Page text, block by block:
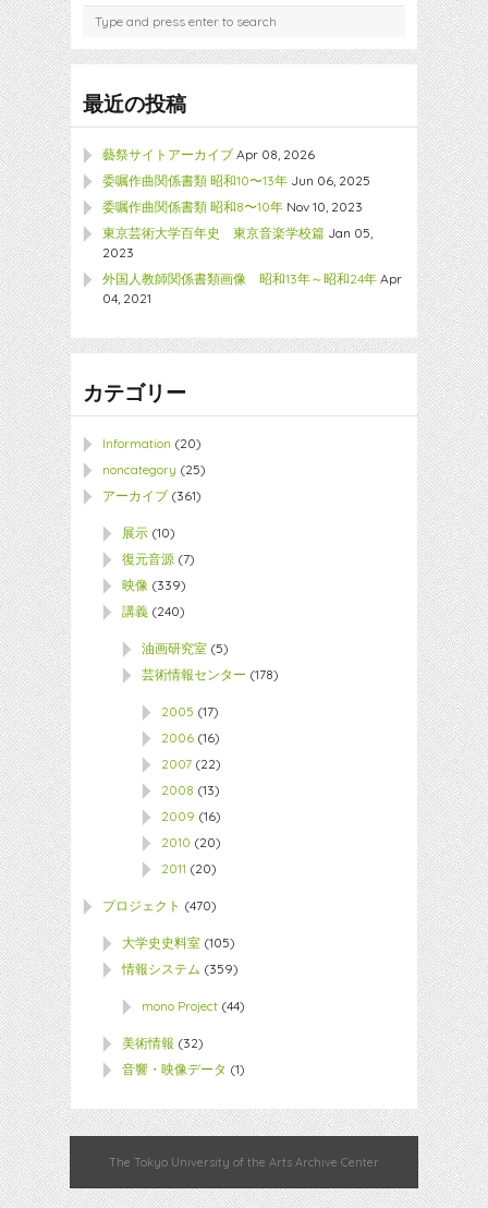
最近の投稿
藝祭サイトアーカイブ Apr 08, 2026
委嘱作曲関係書類 昭和10〜13年 Jun 06, 2025
委嘱作曲関係書類 昭和8〜10年 Nov 10, 2023
東京芸術大学百年史 東京音楽学校篇 Jan 05,
2023
外国人教師関係書類画像 昭和13年～昭和24年 Apr
04, 2021
カテゴリー
Information (20)
noncategory (25)
アーカイブ (361)
展示 (10)
復元音源 (7)
映像 (339)
講義 (240)
油画研究室 (5)
芸術情報センター (178)
2005 (17)
2006 (16)
2007 (22)
2008 (13)
2009 (16)
2010 (20)
2011 (20)
プロジェクト (470)
大学史史料室 (105)
情報システム (359)
mono Project (44)
美術情報 (32)
音響・映像データ (1)
The Tokyo University of the Arts Archive Center